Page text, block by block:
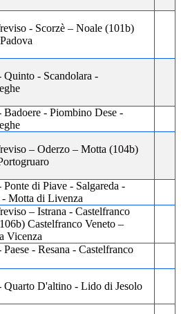
- Scorzè – Noale (101b)
Quinto - Scandolara -
Badoere - Piombino Dese -
– Oderzo – Motta (104b)
Ponte di Piave - Salgareda -
- Motta di Livenza
– Istrana - Castelfranco
Castelfranco Veneto –
Vicenza
- Resana - Castelfranco
Quarto D'altino - Lido di Jesolo